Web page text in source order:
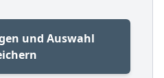
und Auswahl